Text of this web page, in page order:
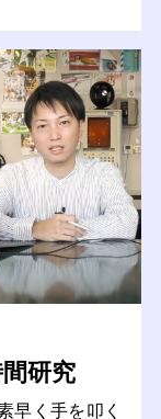
研究
早く手を叩く